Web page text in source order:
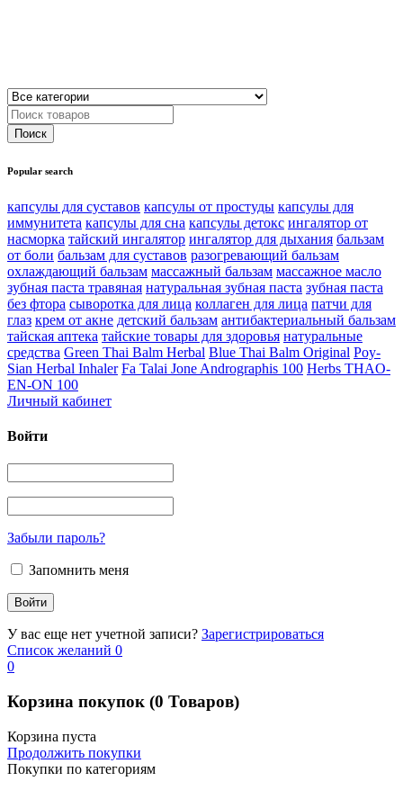
Popular search
капсулы для суставов капсулы от простуды капсулы для
иммунитета капсулы для сна капсулы детокс ингалятор от
насморка тайский ингалятор ингалятор для дыхания бальзам
от боли бальзам для суставов разогревающий бальзам
охлаждающий бальзам массажный бальзам массажное масло
зубная паста травяная натуральная зубная паста зубная паста
без фтора сыворотка для лица коллаген для лица патчи для
глаз крем от акне детский бальзам антибактериальный бальзам
тайская аптека тайские товары для здоровья натуральные
средства Green Thai Balm Herbal Blue Thai Balm Original Poy-
Sian Herbal Inhaler Fa Talai Jone Andrographis 100 Herbs THAO-
EN-ON 100
Личный кабинет
Войти
Забыли пароль?
Запомнить меня
У вас еще нет учетной записи? Зарегистрироваться
Список желаний 0
0
Корзина покупок (0 Товаров)
Корзина пуста
Продолжить покупки
Покупки по категориям